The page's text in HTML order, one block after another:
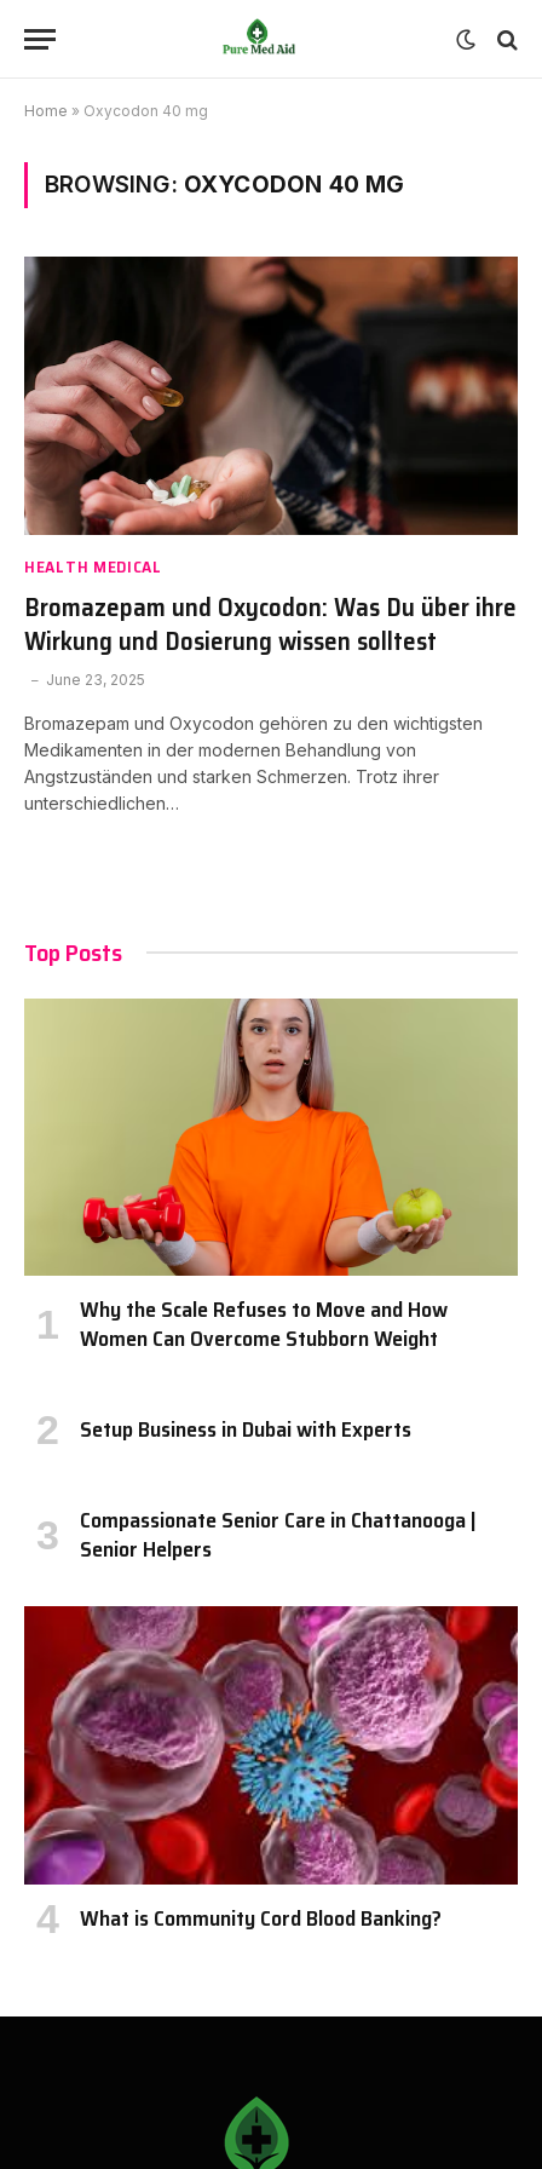
Home » Oxycodon 40 mg
BROWSING: OXYCODON 40 MG
HEALTH MEDICAL
Bromazepam und Oxycodon: Was Du über ihre
Wirkung und Dosierung wissen solltest
June 23, 2025
Bromazepam und Oxycodon gehören zu den wichtigsten
Medikamenten in der modernen Behandlung von
Angstzuständen und starken Schmerzen. Trotz ihrer
unterschiedlichen…
Top Posts
Why the Scale Refuses to Move and How
Women Can Overcome Stubborn Weight
Setup Business in Dubai with Experts
Compassionate Senior Care in Chattanooga |
Senior Helpers
What is Community Cord Blood Banking?